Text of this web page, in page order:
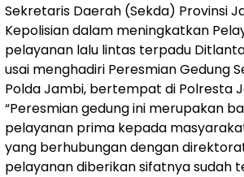
Sekretaris Daerah (Sekda) Provinsi
Kepolisian dalam meningkatkan
pelayanan lalu lintas terpadu
usai menghadiri Peresmian Gedung
Polda Jambi, bertempat di Polresta
“Peresmian gedung ini merupakan
pelayanan prima kepada
yang berhubungan dengan
pelayanan diberikan sifatnya sudah